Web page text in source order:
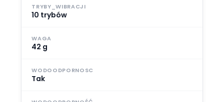
TRYBY_WIBRACJI
10 trybów
WAGA
42 g
WODOODPORNOSC
Tak